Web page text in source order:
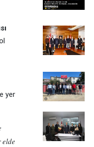
yer
elde